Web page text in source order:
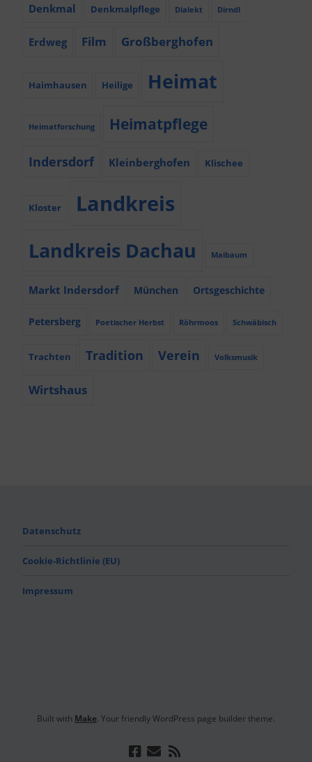
Denkmal Denkmalpflege Dialekt Dirndl
Erdweg Film Großberghofen
Haimhausen Heilige Heimat
Heimatforschung Heimatpflege
Indersdorf Kleinberghofen Klischee
Kloster Landkreis
Landkreis Dachau Maibaum
Markt Indersdorf München Ortsgeschichte
Petersberg Poetischer Herbst Röhrmoos Schwäbisch
Trachten Tradition Verein Volksmusik
Wirtshaus
Datenschutz
Cookie-Richtlinie (EU)
Impressum
Built with Make. Your friendly WordPress page builder theme.